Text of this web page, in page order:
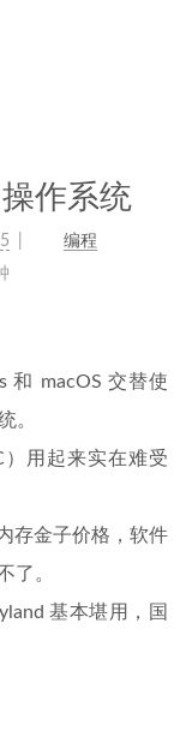
作系统
编程
和 macOS 交替使
。
）用起来实在难受
存金子价格，软件
了。
基本堪用，国